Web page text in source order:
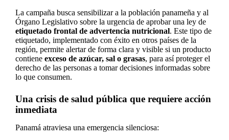
La campaña busca sensibilizar a la población panameña y al
Órgano Legislativo sobre la urgencia de aprobar una ley de
etiquetado frontal de advertencia nutricional. Este tipo de
etiquetado, implementado con éxito en otros países de la
región, permite alertar de forma clara y visible si un producto
contiene exceso de azúcar, sal o grasas, para así proteger el
derecho de las personas a tomar decisiones informadas sobre
lo que consumen.
Una crisis de salud pública que requiere acción
inmediata
Panamá atraviesa una emergencia silenciosa: